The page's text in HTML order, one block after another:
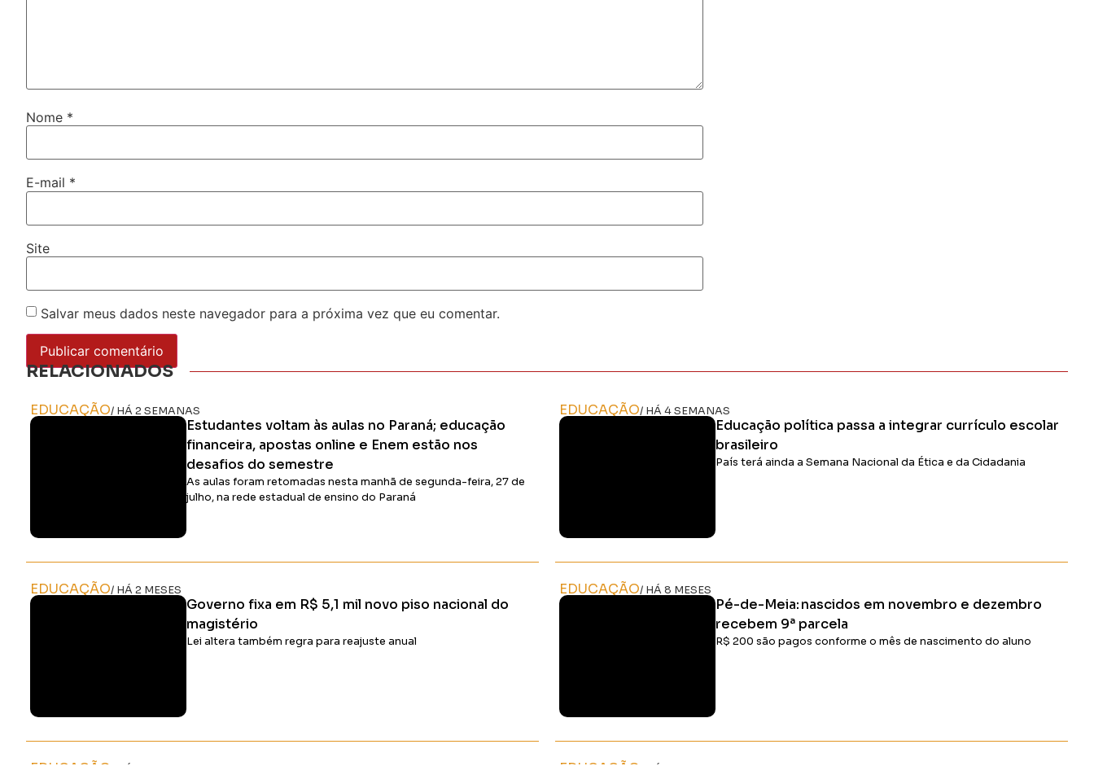
Nome *
E-mail *
Site
Salvar meus dados neste navegador para a próxima vez que eu comentar.
RELACIONADOS
EDUCAÇÃO/ HÁ 2 SEMANAS
Estudantes voltam às aulas no Paraná; educação
financeira, apostas online e Enem estão nos
desafios do semestre
As aulas foram retomadas nesta manhã de segunda-feira, 27 de
julho, na rede estadual de ensino do Paraná
EDUCAÇÃO/ HÁ 4 SEMANAS
Educação política passa a integrar currículo escolar
brasileiro
País terá ainda a Semana Nacional da Ética e da Cidadania
EDUCAÇÃO/ HÁ 2 MESES
Governo fixa em R$ 5,1 mil novo piso nacional do
magistério
Lei altera também regra para reajuste anual
EDUCAÇÃO/ HÁ 8 MESES
Pé-de-Meia: nascidos em novembro e dezembro
recebem 9ª parcela
R$ 200 são pagos conforme o mês de nascimento do aluno
EDUCAÇÃO EDUCAÇÃO